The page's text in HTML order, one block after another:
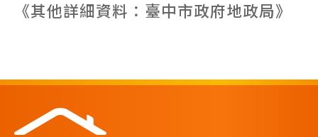
《其他詳細資料：臺中市政府地政局》